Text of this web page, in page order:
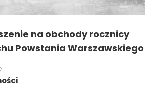
na obchody rocznicy
Powstania Warszawskiego